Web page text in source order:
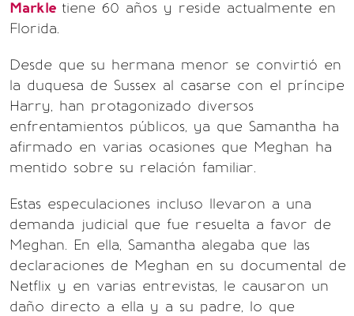
Markle tiene 60 años y reside actualmente en
Florida.
Desde que su hermana menor se convirtió en
la duquesa de Sussex al casarse con el príncipe
Harry, han protagonizado diversos
enfrentamientos públicos, ya que Samantha ha
afirmado en varias ocasiones que Meghan ha
mentido sobre su relación familiar.
Estas especulaciones incluso llevaron a una
demanda judicial que fue resuelta a favor de
Meghan. En ella, Samantha alegaba que las
declaraciones de Meghan en su documental de
Netflix y en varias entrevistas, le causaron un
daño directo a ella y a su padre, lo que